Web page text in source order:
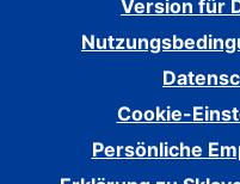
Version für
Cookie-
Persönliche